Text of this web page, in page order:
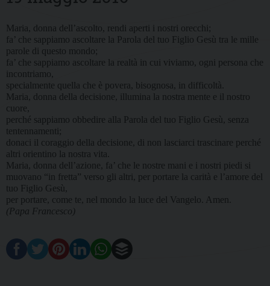
Maria, donna dell’ascolto, rendi aperti i nostri orecchi;
fa’ che sappiamo ascoltare la Parola del tuo Figlio Gesù tra le mille
parole di questo mondo;
fa’ che sappiamo ascoltare la realtà in cui viviamo, ogni persona che
incontriamo,
specialmente quella che è povera, bisognosa, in difficoltà.
Maria, donna della decisione, illumina la nostra mente e il nostro
cuore,
perché sappiamo obbedire alla Parola del tuo Figlio Gesù, senza
tentennamenti;
donaci il coraggio della decisione, di non lasciarci trascinare perché
altri orientino la nostra vita.
Maria, donna dell’azione, fa’ che le nostre mani e i nostri piedi si
muovano “in fretta” verso gli altri, per portare la carità e l’amore del
tuo Figlio Gesù,
per portare, come te, nel mondo la luce del Vangelo. Amen.
(Papa Francesco)